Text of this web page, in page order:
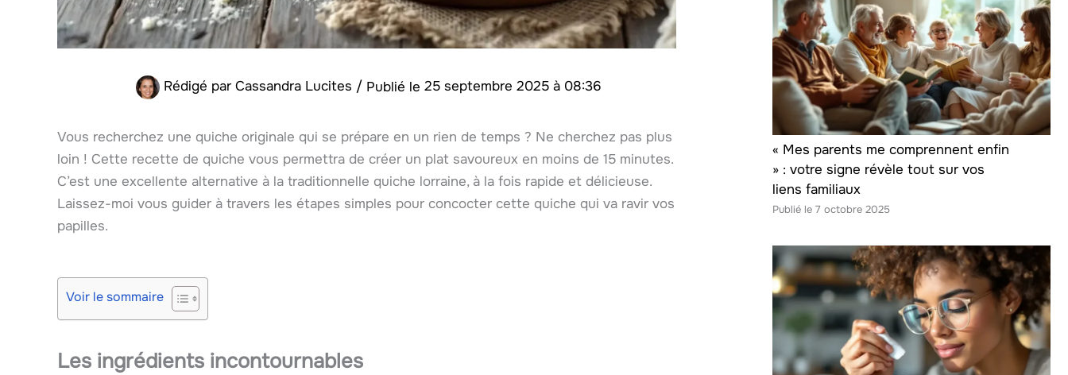
Rédigé par Cassandra Lucites / 25 septembre 2025 à 08:36
Vous recherchez une quiche originale qui se prépare en un rien de temps ? Ne cherchez pas plus
loin ! Cette recette de quiche vous permettra de créer un plat savoureux en moins de 15 minutes.
C’est une excellente alternative à la traditionnelle quiche lorraine, à la fois rapide et délicieuse.
Laissez-moi vous guider à travers les étapes simples pour concocter cette quiche qui va ravir vos
papilles.
Voir le sommaire
Les ingrédients incontournables
« Mes parents me comprennent enfin
» : votre signe révèle tout sur vos
liens familiaux
7 octobre 2025